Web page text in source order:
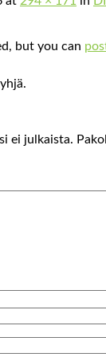
but you can
ei julkaista.